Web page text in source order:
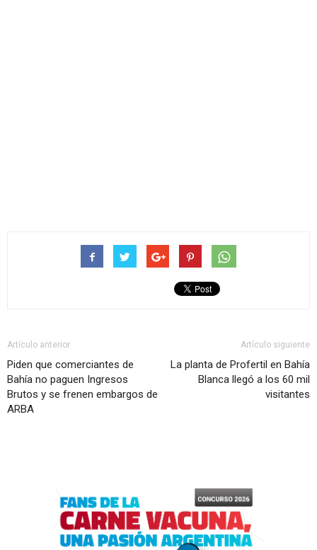
Artículo anterior
Piden que comerciantes de
Bahía no paguen Ingresos
Brutos y se frenen embargos de
ARBA
Artículo siguiente
La planta de Profertil en Bahía
Blanca llegó a los 60 mil
visitantes